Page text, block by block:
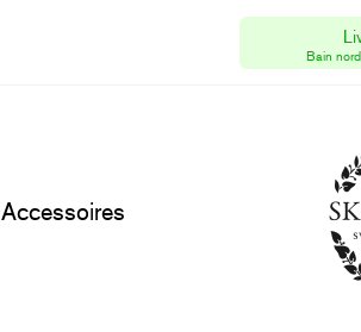
Accessoires
Bain N°